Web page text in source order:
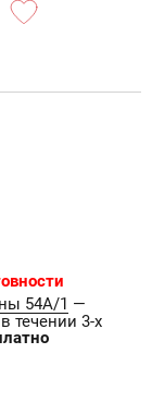
54А/1 —
течении 3-х